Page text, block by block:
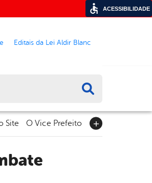
Editais da Lei Aldir Blanc
Site O Vice Prefeito
ACESSIBILIDADE